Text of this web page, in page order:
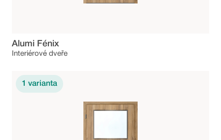
Alumi Fénix
Interiérové dveře
1 varianta